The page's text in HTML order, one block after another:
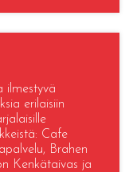
ilmestyvä
erilaisiin
Cafe
Brahen
Kenkätaivas ja